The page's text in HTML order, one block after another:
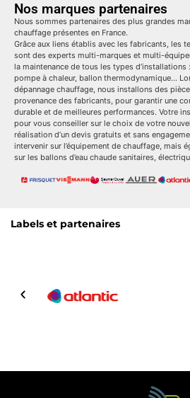
Nos marques partenaires
Nous sommes partenaires des plus grandes
chauffage présentes en France.
Grâce aux liens établis avec les fabricants, les
sont des experts multi-marques et multi-
la maintenance de tous les types d’installations
pompe à chaleur, ballon thermodynamique…
dépannage chauffage, nous installons des
provenance des fabricants, pour garantir une
durable et de meilleures performances. Votre
pour vous conseiller sur le choix de votre
réalisation d’un devis gratuits et sans
intervenir sur l’équipement de chauffage, mais
sur les ballons d’eau chaude sanitaires,
Labels et partenaires